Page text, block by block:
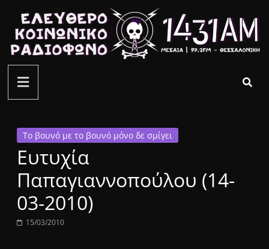
περιεχόμενο
ελεύθερο
κοινωνικό
ραδιόφωνο
1431AM
Το βουνό με το βουνό μόνο δε σμίγει
Ευτυχία
Παπαγιαννοπούλου (14-
03-2010)
15/03/2010